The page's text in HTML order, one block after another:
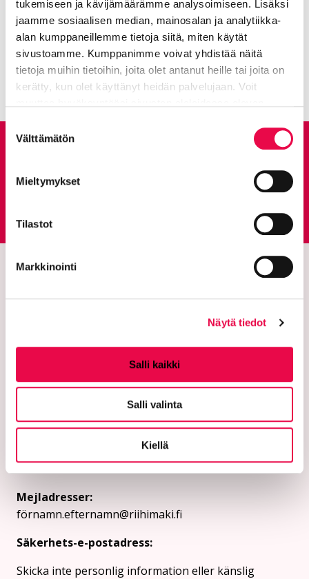
tukemiseen ja kävijämäärämme analysoimiseen. Lisäksi
jaamme sosiaalisen median, mainosalan ja analytiikka-
alan kumppaneillemme tietoja siitä, miten käytät
sivustoamme. Kumppanimme voivat yhdistää näitä
tietoja muihin tietoihin, joita olet antanut heille tai joita on
kerätty, kun olet käyttänyt heidän palvelujaan. Voit
Suostumuksen
valinta
Välttämätön
Mieltymykset
Tilastot
Markkinointi
Näytä tiedot
Salli kaikki
Salli valinta
Kiellä
Nuvarande sida
Hobby för barn och unga
Klicka för att komma åt menyn
Går till en extern sida
Staden Riihimäki
Box 125 (Eteläinen Asemakatu 2)
Växel: 019 758 4000
Mejladresser:
förnamn.efternamn@riihimaki.fi
Säkerhets-e-postadress:
Skicka inte personlig information eller känslig